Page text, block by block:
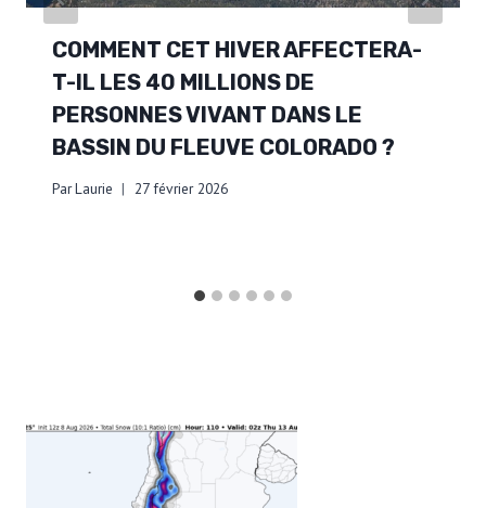
COMMENT CET HIVER AFFECTERA-
T-IL LES 40 MILLIONS DE
PERSONNES VIVANT DANS LE
BASSIN DU FLEUVE COLORADO ?
ParLaurie 27 février 2026